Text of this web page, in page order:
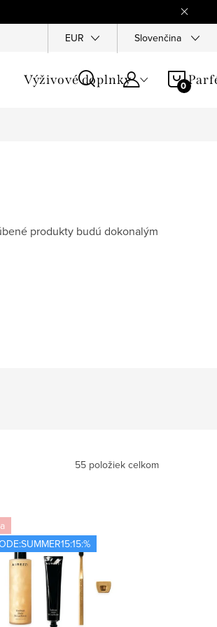
Ochrana osobních údajů Všeobecné
EUR Slovenčina
Výživové doplnky
produkty budú dokonalým
55 položiek celkom